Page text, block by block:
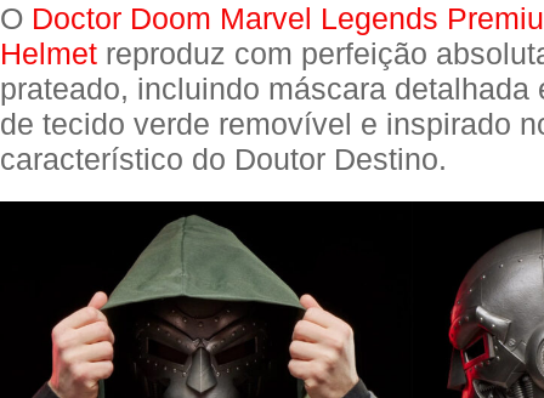
O Doctor Doom Marvel Legends
Helmet reproduz com perfeição
prateado, incluindo máscara detalhada
de tecido verde removível e inspirado
característico do Doutor Destino.